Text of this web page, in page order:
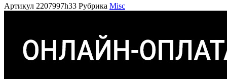
Артикул 2207997h33 Рубрика Misc